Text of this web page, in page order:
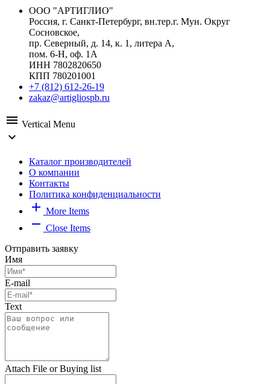
ООО "АРТИГЛИО"
Россия, г. Санкт-Петербург, вн.тер.г. Мун. Округ
Сосновское,
пр. Северный, д. 14, к. 1, литера А,
пом. 6-Н, оф. 1А
ИНН 7802820650
КПП 780201001
+7 (812) 612-26-19
zakaz@artigliospb.ru
menu Vertical Menu
expand_more
Каталог производителей
О компании
Контакты
Политика конфиденциальности
add More Items
remove Close Items
Отправить заявку
Имя
E-mail
Text
Attach File or Buying list